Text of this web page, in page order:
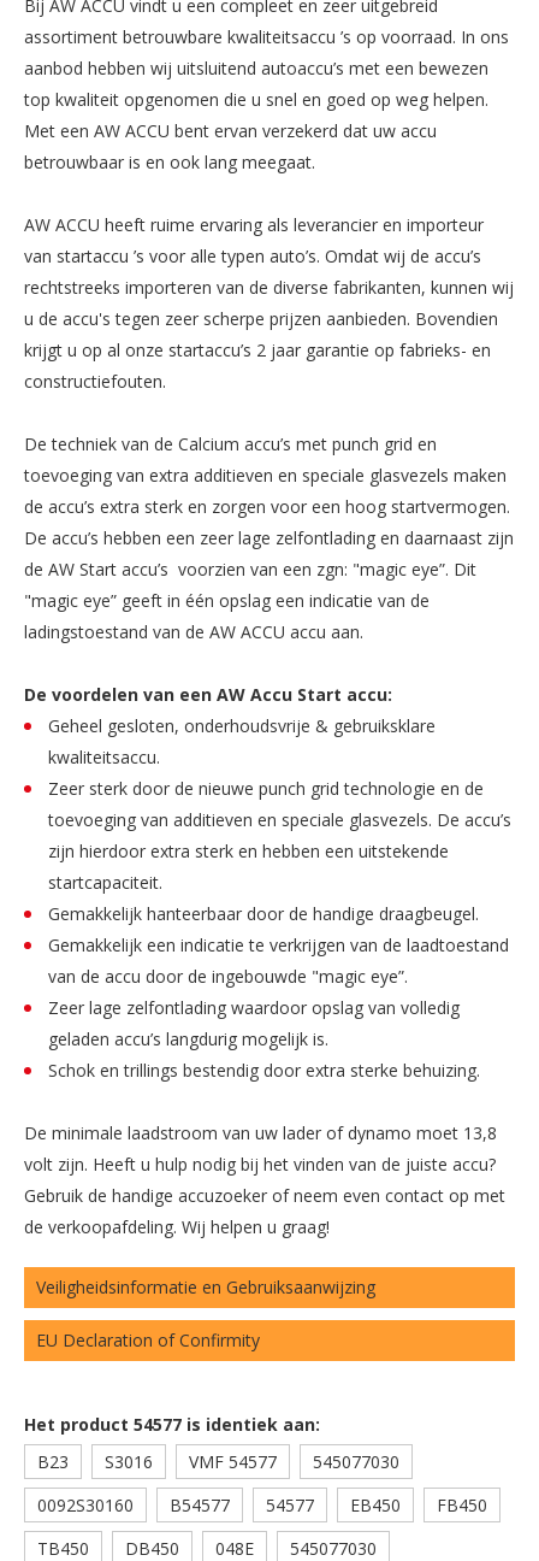
Bij AW ACCU vindt u een compleet en zeer uitgebreid
assortiment betrouwbare kwaliteitsaccu ’s op voorraad. In ons
aanbod hebben wij uitsluitend autoaccu’s met een bewezen
top kwaliteit opgenomen die u snel en goed op weg helpen.
Met een AW ACCU bent ervan verzekerd dat uw accu
betrouwbaar is en ook lang meegaat.
AW ACCU heeft ruime ervaring als leverancier en importeur
van startaccu ’s voor alle typen auto’s. Omdat wij de accu’s
rechtstreeks importeren van de diverse fabrikanten, kunnen wij
u de accu's tegen zeer scherpe prijzen aanbieden. Bovendien
krijgt u op al onze startaccu’s 2 jaar garantie op fabrieks- en
constructiefouten.
De techniek van de Calcium accu’s met punch grid en
toevoeging van extra additieven en speciale glasvezels maken
de accu’s extra sterk en zorgen voor een hoog startvermogen.
De accu’s hebben een zeer lage zelfontlading en daarnaast zijn
de AW Start accu’s voorzien van een zgn: "magic eye”. Dit
"magic eye” geeft in één opslag een indicatie van de
ladingstoestand van de AW ACCU accu aan.
De voordelen van een AW Accu Start accu:
Geheel gesloten, onderhoudsvrije & gebruiksklare
kwaliteitsaccu.
Zeer sterk door de nieuwe punch grid technologie en de
toevoeging van additieven en speciale glasvezels. De accu’s
zijn hierdoor extra sterk en hebben een uitstekende
startcapaciteit.
Gemakkelijk hanteerbaar door de handige draagbeugel.
Gemakkelijk een indicatie te verkrijgen van de laadtoestand
van de accu door de ingebouwde "magic eye”.
Zeer lage zelfontlading waardoor opslag van volledig
geladen accu’s langdurig mogelijk is.
Schok en trillings bestendig door extra sterke behuizing.
De minimale laadstroom van uw lader of dynamo moet 13,8
volt zijn. Heeft u hulp nodig bij het vinden van de juiste accu?
Gebruik de handige accuzoeker of neem even contact op met
de verkoopafdeling. Wij helpen u graag!
Veiligheidsinformatie en Gebruiksaanwijzing
EU Declaration of Confirmity
Het product 54577 is identiek aan:
B23
S3016 VMF 54577
545077030
0092S30160
B54577 54577 EB450
FB450
TB450
DB450 048E
545077030